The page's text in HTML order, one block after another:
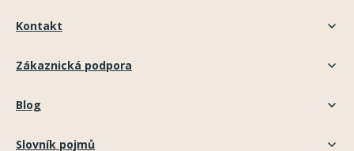
Kontakt
Zákaznická podpora
Blog
Slovník pojmů